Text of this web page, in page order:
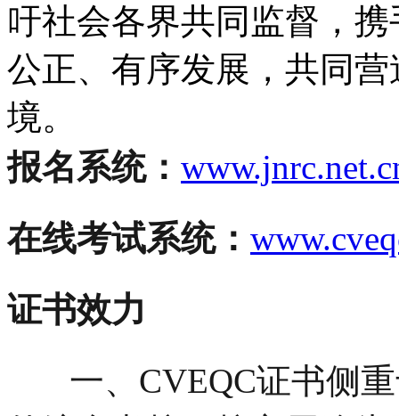
吁社会各界共同监督，
公正、有序发展，共同
境。
报名系统：
在线考试系统：
证书效力
一、 CVEQC证书侧